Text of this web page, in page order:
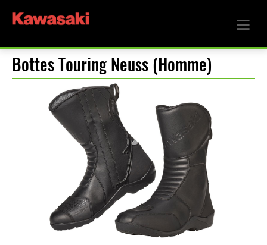
Bottes Touring Neuss (Homme)